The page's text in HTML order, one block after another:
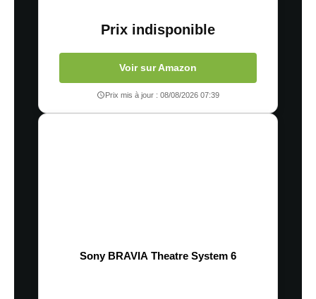
Prix indisponible
Voir sur Amazon
Prix mis à jour : 08/08/2026 07:39
Sony BRAVIA Theatre System 6